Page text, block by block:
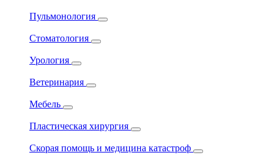
Пульмонология
Стоматология
Урология
Ветеринария
Мебель
Пластическая хирургия
Скорая помощь и медицина катастроф